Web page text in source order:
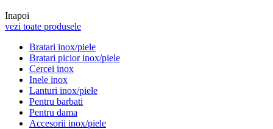
Inapoi
vezi toate produsele
Bratari inox/piele
Bratari picior inox/piele
Cercei inox
Inele inox
Lanturi inox/piele
Pentru barbati
Pentru dama
Accesorii inox/piele